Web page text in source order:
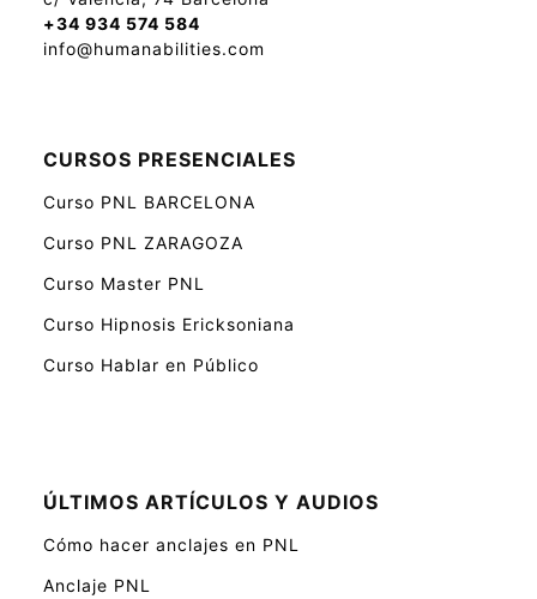
+34 934 574 584
info@humanabilities.com
CURSOS PRESENCIALES
Curso PNL BARCELONA
Curso PNL ZARAGOZA
Curso Master PNL
Curso Hipnosis Ericksoniana
Curso Hablar en Público
ÚLTIMOS ARTÍCULOS Y AUDIOS
Cómo hacer anclajes en PNL
Anclaje PNL